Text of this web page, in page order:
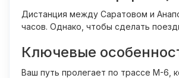
Дистанция между Саратовом и
часов. Однако, чтобы сделать
Ключевые
Ваш путь пролегает по трассе М-6,